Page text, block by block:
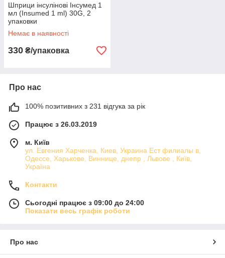
Шприци інсулінові Інсумед 1
мл (Insumed 1 ml) 30G, 2
упаковки
Немає в наявності
330 ₴/упаковка
Про нас
100% позитивних з 231 відгука за рік
Працює з 26.03.2019
м. Київ
ул. Евгения Харченка, Киев, Украина Ест филиалы в,
Одессе, Харькове, Виннице, днепр , Львове , Київ,
Україна
Контакти
Сьогодні працює з 09:00 до 24:00
Показати весь графік роботи
Про нас